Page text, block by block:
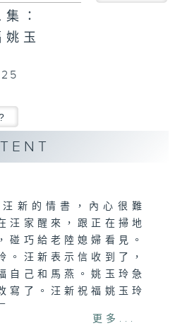
：
玉
新的情書，內心很難
汪家醒來，跟正在掃地
碰巧給老陸媳婦看見。
。汪新表示信收到了，
自己和馬燕。姚玉玲急
寫了。汪新祝福姚玉玲
更多...